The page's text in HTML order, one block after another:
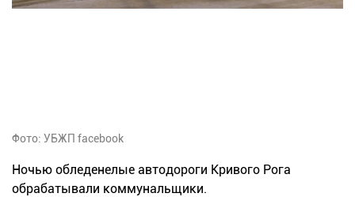
Фото: УБЖП facebook
Ночью обледенелые автодороги Кривого Рога
обрабатывали коммунальщики.